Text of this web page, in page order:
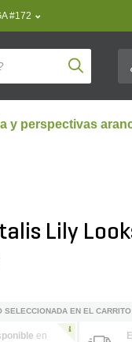
#172
Product
y perspectivas
Lily
SELECCIONADA EN EL CARRITO
en